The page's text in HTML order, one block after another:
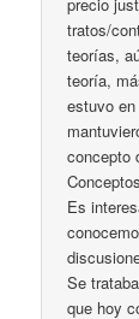
tratos/
teorías,
teoría,
estuvo
concepto
Es
Se
que hoy